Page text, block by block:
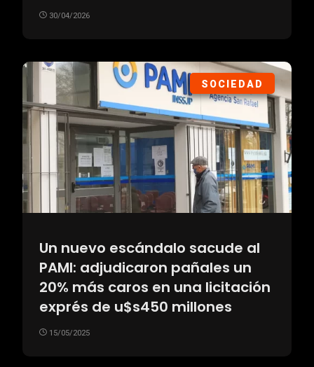
30/04/2026
SOCIEDAD
Un nuevo escándalo sacude al
PAMI: adjudicaron pañales un
20% más caros en una licitación
exprés de u$s450 millones
15/05/2025